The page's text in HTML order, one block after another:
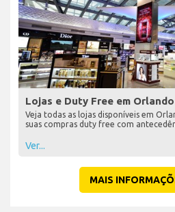
Lojas e Duty Free em
Veja todas as lojas disponíveis em
suas compras duty free com
Ver...
MAIS